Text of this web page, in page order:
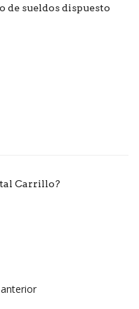
de sueldos dispuesto
Carrillo?